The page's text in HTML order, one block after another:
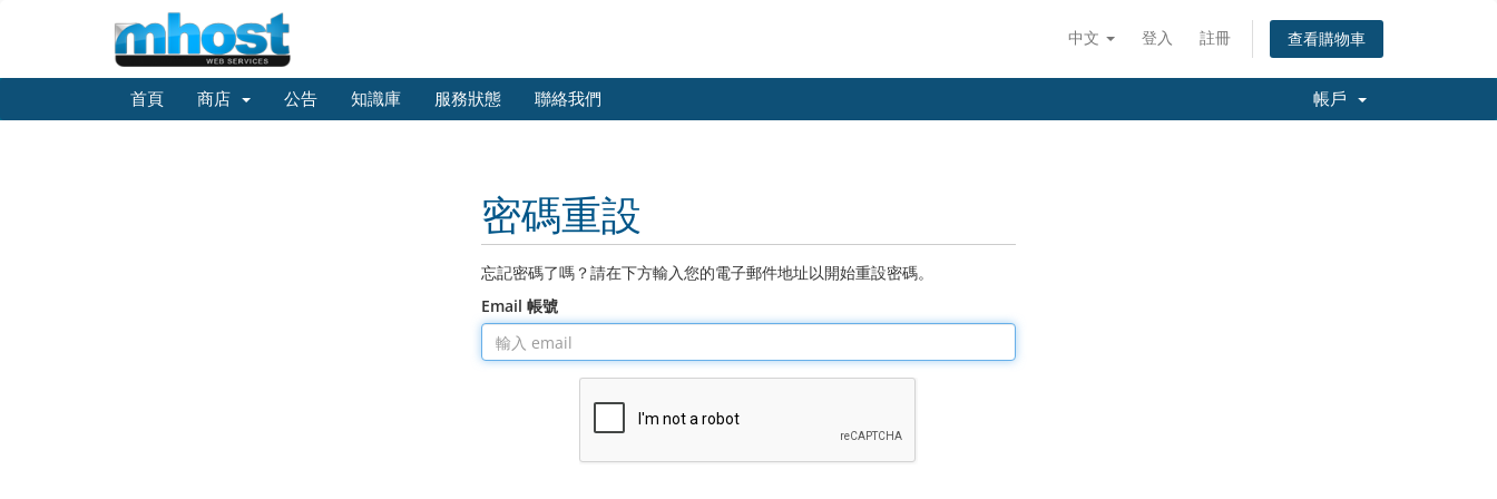
中文 登入 註冊 查看購物車
首頁 商店 公告 知識庫 服務狀態 聯絡我們 帳戶
密碼重設
忘記密碼了嗎？請在下方輸入您的電子郵件地址以開始重設密碼。
Email 帳號